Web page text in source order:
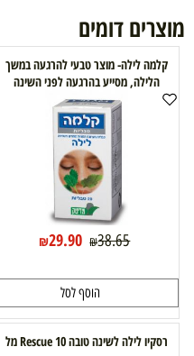
מוצרים דומים
קלמה לילה- מוצר טבעי להרגעה במשך
הלילה, מסייע בהרגעה לפני השינה
₪38.65
₪29.90
הוסף לסל
רסקיו לילה לשינה טובה Rescue 10 מל